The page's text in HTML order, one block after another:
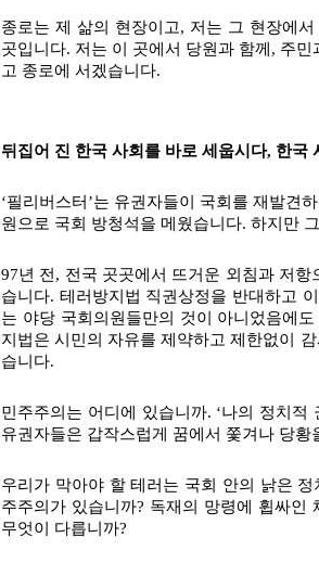
종로는 제 삶의 현장이고, 저는 그 현장에
곳입니다. 저는 이 곳에서 당원과 함께, 주
고 종로에 서겠습니다.
뒤집어 진 한국 사회를 바로 세웁시다, 한국
‘필리버스터’는 유권자들이 국회를 재발견
원으로 국회 방청석을 메웠습니다. 하지만
97년 전, 전국 곳곳에서 뜨거운 외침과 저
습니다. 테러방지법 직권상정을 반대하고
는 야당 국회의원들만의 것이 아니었음에
지법은 시민의 자유를 제약하고 제한없이
습니다.
민주주의는 어디에 있습니까. ‘나의 정치
유권자들은 갑작스럽게 꿈에서 쫓겨나 당
우리가 막아야 할 테러는 국회 안의 낡은
주주의가 있습니까? 독재의 망령에 휩싸인
무엇이 다릅니까?